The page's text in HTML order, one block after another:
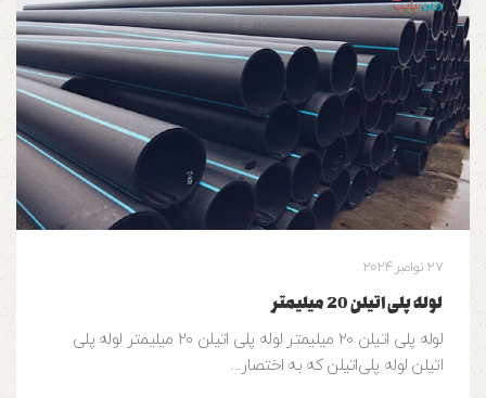
27 نوامبر 2024
لوله پلی اتیلن 20 میلیمتر
لوله پلی اتیلن 20 میلیمتر لوله پلی اتیلن 20 میلیمتر لوله پلی
اتیلن لوله‌ پلی‌اتیلن که به اختصار...